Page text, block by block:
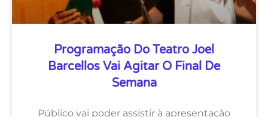
Programação Do Teatro Joel
Barcellos Vai Agitar O Final De
Semana
Público vai poder assistir à apresentação